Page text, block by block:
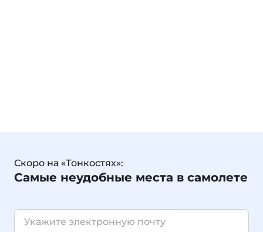
Скоро на «Тонкостях»:
Самые неудобные места в самолете